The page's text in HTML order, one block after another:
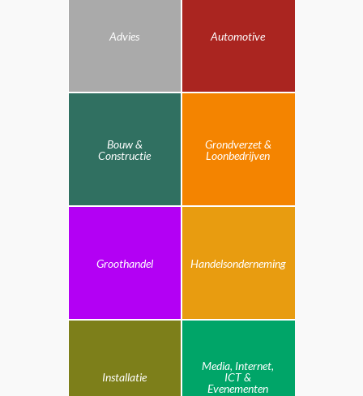
Advies Automotive
Bouw &
Constructie
Grondverzet &
Loonbedrijven
Groothandel Handelsonderneming
Installatie
Media, Internet,
ICT &
Evenementen